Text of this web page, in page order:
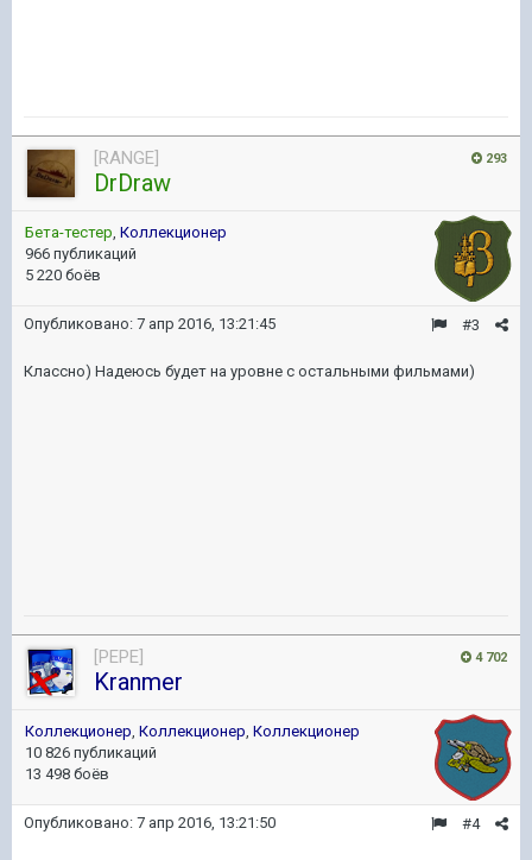
293
[RANGE]
DrDraw
Бета-тестер, Коллекционер
966 публикаций
5 220 боёв
#3
Опубликовано: 7 апр 2016, 13:21:45
Классно) Надеюсь будет на уровне с остальными фильмами)
4 702
[PEPE]
Kranmer
Коллекционер, Коллекционер, Коллекционер
10 826 публикаций
13 498 боёв
#4
Опубликовано: 7 апр 2016, 13:21:50